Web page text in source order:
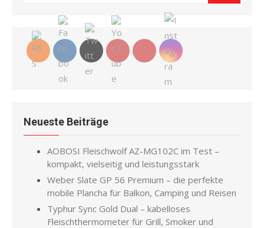
Neueste Beiträge
AOBOSI Fleischwolf AZ-MG102C im Test –
kompakt, vielseitig und leistungsstark
Weber Slate GP 56 Premium – die perfekte
mobile Plancha für Balkon, Camping und Reisen
Typhur Sync Gold Dual – kabelloses
Fleischthermometer für Grill, Smoker und